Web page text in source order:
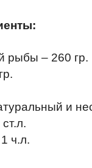
рыбы – 260 гр.
и
ч.л.